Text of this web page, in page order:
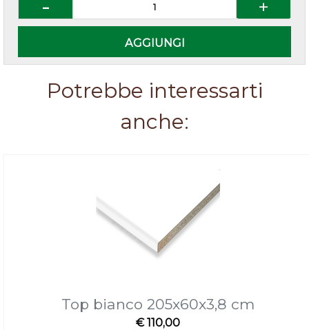
AGGIUNGI
Potrebbe interessarti
anche:
Top bianco 205x60x3,8 cm
€ 110,00